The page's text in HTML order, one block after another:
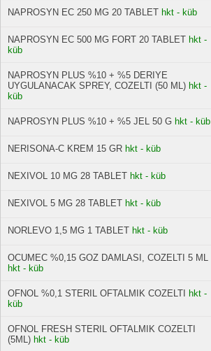
NAPROSYN EC 250 MG 20 TABLET hkt - küb
NAPROSYN EC 500 MG FORT 20 TABLET hkt -
küb
NAPROSYN PLUS %10 + %5 DERIYE
UYGULANACAK SPREY, COZELTI (50 ML) hkt -
küb
NAPROSYN PLUS %10 + %5 JEL 50 G hkt - küb
NERISONA-C KREM 15 GR hkt - küb
NEXIVOL 10 MG 28 TABLET hkt - küb
NEXIVOL 5 MG 28 TABLET hkt - küb
NORLEVO 1,5 MG 1 TABLET hkt - küb
OCUMEC %0,15 GOZ DAMLASI, COZELTI 5 ML
hkt - küb
OFNOL %0,1 STERIL OFTALMIK COZELTI
hkt -
küb
OFNOL FRESH STERIL OFTALMIK COZELTI
(5ML) hkt - küb